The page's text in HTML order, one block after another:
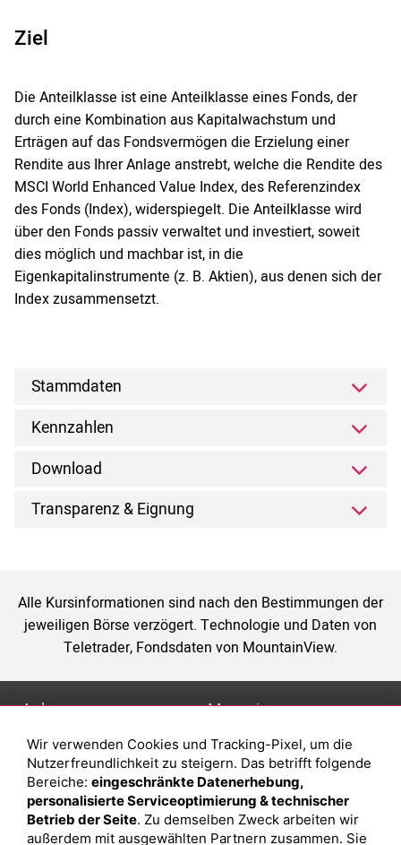
Ziel
Die Anteilklasse ist eine Anteilklasse eines Fonds, der
durch eine Kombination aus Kapitalwachstum und
Erträgen auf das Fondsvermögen die Erzielung einer
Rendite aus Ihrer Anlage anstrebt, welche die Rendite des
MSCI World Enhanced Value Index, des Referenzindex
des Fonds (Index), widerspiegelt. Die Anteilklasse wird
über den Fonds passiv verwaltet und investiert, soweit
dies möglich und machbar ist, in die
Eigenkapitalinstrumente (z. B. Aktien), aus denen sich der
Index zusammensetzt.
Stammdaten
Kennzahlen
Download
Transparenz & Eignung
Alle Kursinformationen sind nach den Bestimmungen der
jeweiligen Börse verzögert. Technologie und Daten von
Teletrader, Fondsdaten von MountainView.
Anlage
Depot eröffnen
Depot vergleichen
Junior Depot
Top-Seller-Fonds
Magazin
Was sind sind ETFs?
Sparplan Vorteile
Was ist ein Fonds?
Wir verwenden Cookies und Tracking-Pixel, um die
Nutzerfreundlichkeit zu steigern. Das betrifft folgende
Bereiche: eingeschränkte Datenerhebung,
personalisierte Serviceoptimierung & technischer
Betrieb der Seite. Zu demselben Zweck arbeiten wir
außerdem mit ausgewählten Partnern zusammen. Sie